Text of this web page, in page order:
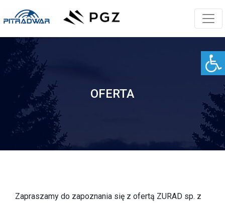
OFERTA
Zapraszamy do zapoznania się z ofertą ZURAD sp. z